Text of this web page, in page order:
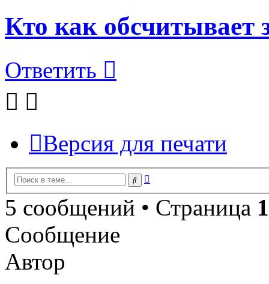
Кто как обсчитывает
Ответить
Версия для печати
Поиск
5 сообщений • Страница 1
Сообщение
Автор